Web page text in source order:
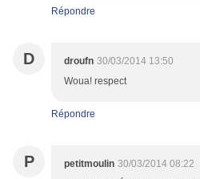
Répondre
D droufn 30/03/2014 13:50
Woua! respect
Répondre
P petitmoulin 30/03/2014 08:22